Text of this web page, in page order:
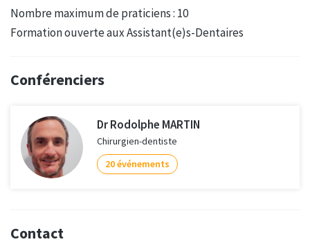
Nombre maximum de praticiens : 10
Formation ouverte aux Assistant(e)s-Dentaires
Conférenciers
Dr Rodolphe MARTIN
Chirurgien-dentiste
20 événements
Contact